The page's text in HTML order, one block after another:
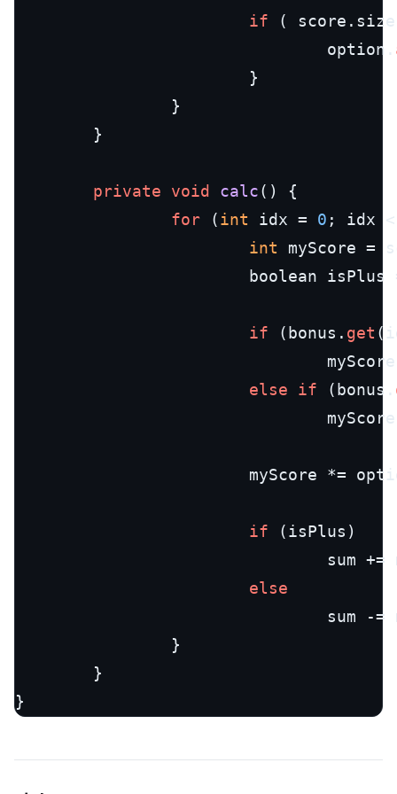
if (
                                option.
                        }
                }
        }
private void calc()
{
for (int idx = 0 ; idx
int myScore =
boolean
if (bonus. get
else
if (bonus.
myScore *=
if (isPlus)
sum +=
else
sum -=
                }
        }